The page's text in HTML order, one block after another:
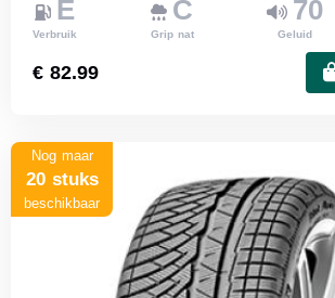
E
Verbruik
C
Grip nat
70
Geluid
€ 82.99
Nog maar
20 stuks
beschikbaar